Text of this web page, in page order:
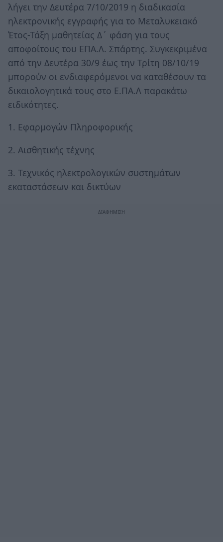
λήγει την Δευτέρα 7/10/2019 η διαδικασία
ηλεκτρονικής εγγραφής για το Μεταλυκειακό
Έτος-Τάξη μαθητείας Δ΄ φάση για τους
αποφοίτους του ΕΠΑ.Λ. Σπάρτης. Συγκεκριμένα
από την Δευτέρα 30/9 έως την Τρίτη 08/10/19
μπορούν οι ενδιαφερόμενοι να καταθέσουν τα
δικαιολογητικά τους στο Ε.ΠΑ.Λ παρακάτω
ειδικότητες.
1. Εφαρμογών Πληροφορικής
2. Αισθητικής τέχνης
3. Τεχνικός ηλεκτρολογικών συστημάτων
εκαταστάσεων και δικτύων